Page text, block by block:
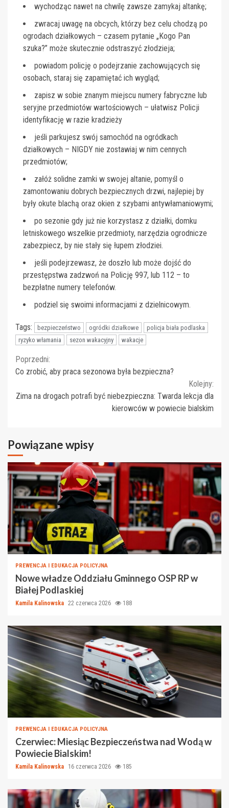
wychodząc nawet na chwilę zawsze zamykaj altankę;
zwracaj uwagę na obcych, którzy bez celu chodzą po
ogrodach działkowych – czasem pytanie „Kogo Pan
szuka?” może skutecznie odstraszyć złodzieja;
powiadom policję o podejrzanie zachowujących się
osobach, staraj się zapamiętać ich wygląd;
zapisz w sobie znanym miejscu numery fabryczne lub
seryjne przedmiotów wartościowych – ułatwisz Policji
identyfikację w razie kradzieży
jeśli parkujesz swój samochód na ogródkach
działkowych – NIGDY nie zostawiaj w nim cennych
przedmiotów;
załóż solidne zamki w swojej altanie, pomyśl o
zamontowaniu dobrych bezpiecznych drzwi, najlepiej by
były okute blachą oraz okien z szybami antywłamaniowymi;
po sezonie gdy już nie korzystasz z działki, domku
letniskowego wszelkie przedmioty, narzędzia ogrodnicze
zabezpiecz, by nie stały się łupem złodziei.
jeśli podejrzewasz, że doszło lub może dojść do
przestępstwa zadzwoń na Policję 997, lub 112 – to
bezpłatne numery telefonów.
podziel się swoimi informacjami z dzielnicowym.
Tags: bezpieczeństwo ogródki działkowe
policja biała podlaska
ryzyko włamania
sezon wakacyjny wakacje
Continue
Poprzedni:
Co zrobić, aby praca sezonowa była bezpieczna?
Kolejny:
Zima na drogach potrafi być niebezpieczna: Twarda lekcja dla
kierowców w powiecie bialskim
Powiązane wpisy
PREWENCJA I EDUKACJA POLICYJNA
Nowe władze Oddziału Gminnego OSP RP w
Białej Podlaskiej
Kamila Kalinowska 22 czerwca 2026 188
PREWENCJA I EDUKACJA POLICYJNA
Czerwiec: Miesiąc Bezpieczeństwa nad Wodą w
Powiecie Bialskim!
Kamila Kalinowska 16 czerwca 2026 185